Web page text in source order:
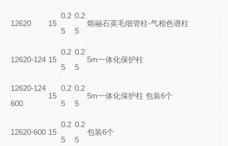
12620 15
0.2
5
0.2
5
熔融石英毛细管柱-气相色谱柱
12620-124 15
0.2
5
0.2
5
5m一体化保护柱
12620-124
600
15
0.2
5
0.2
5
5m一体化保护柱 包装6个
12620-600 15
0.2
5
0.2
5
包装6个